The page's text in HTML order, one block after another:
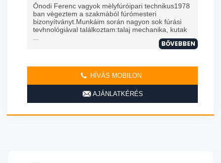
Ónodi Ferenc vagyok mèlyfúróipari technikus1978
ban vègeztem a szakmàból fúrómesteri
bizonyítványt.Munkáim során nagyon sok fúrási
tevhnológiàval találkoztam:talaj mechanika, kutak
BŐVEBBEN
HÍVÁS MOBILON
AJÁNLATKÉRÉS